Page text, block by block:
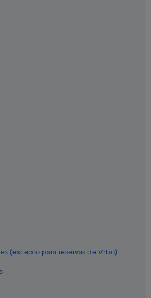
(excepto para reservas de Vrbo)